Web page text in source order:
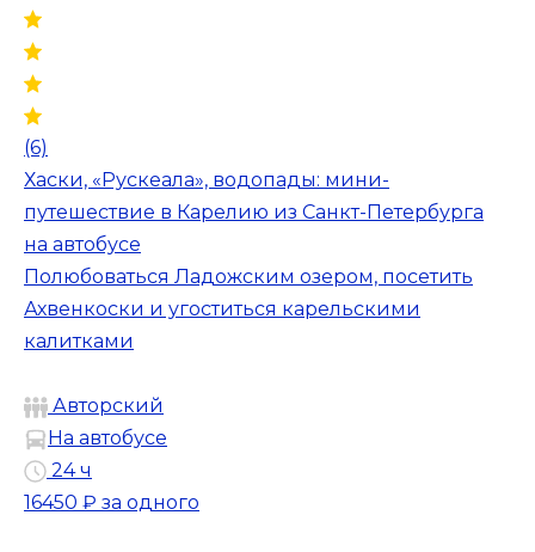
(6)
Хаски, «Рускеала», водопады: мини-
путешествие в Карелию из Санкт-Петербурга
на автобусе
Полюбоваться Ладожским озером, посетить
Ахвенкоски и угоститься карельскими
калитками
Авторский
На автобусе
24 ч
16450 ₽ за одного